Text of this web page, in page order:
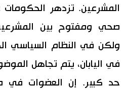
المشرعين. تزدهر
صحي ومفتوح بين المشرعين
ولكن في النظام السياسي
في اليابان، يتم تجاهل
حد كبير. إن العضوات في